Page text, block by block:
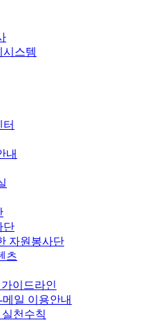
시스템
내
단
자원봉사단
츠
이드라인
메일 이용안내
천수칙